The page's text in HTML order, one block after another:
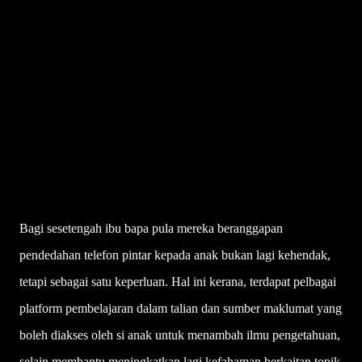
Bagi sesetengah ibu bapa pula mereka beranggapan
pendedahan telefon pintar kepada anak bukan lagi kehendak,
tetapi sebagai satu keperluan. Hal ini kerana, terdapat pelbagai
platform pembelajaran dalam talian dan sumber maklumat yang
boleh diakses oleh si anak untuk menambah ilmu pengetahuan,